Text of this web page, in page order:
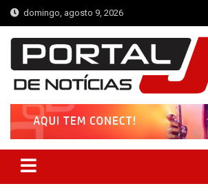
Skip
to
content
domingo, agosto 9, 2026
Portal de Notícias JB
Notícias de Simplício Mendes e Região